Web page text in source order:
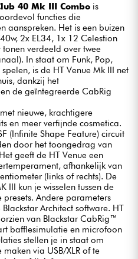
40 Mk III Combo is
functies die
aanspreken. Het is een buizen
2x EL34, 1x 12 Celestion
verdeeld over twee
In staat om Funk, Pop,
is de HT Venue Mk III net
dankzij het
de geïntegreerde CabRig
nieuwe, krachtigere
en meer verfijnde cosmetica.
(Infinite Shape Feature) circuit
door het toongedrag van
geeft de HT Venue een
afhankelijk van
(links of rechts). De
III kun je wisselen tussen de
Andere parameters
Architect software. HT
van Blackstar CabRig™
bafflesimulatie en microfoon
stellen je in staat om
via USB/XLR of te